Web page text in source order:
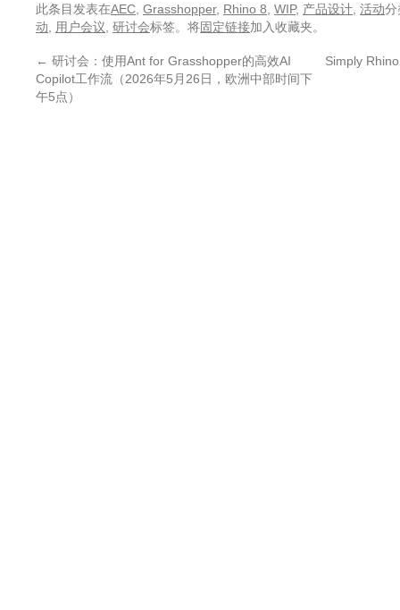
此条目发表在AEC Grasshopper, Rhino 8 WIP, 产品设计 活动分
动
用户会议 研讨会标签。将固定链接加入收藏夹。
← 研讨会：使用Ant for Grasshopper的高效AI
Copilot工作流（2026年5月26日，欧洲中部时间下
午5点）
Simply